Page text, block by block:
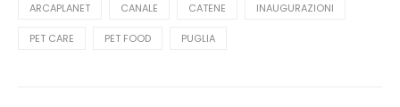
ARCAPLANET CANALE CATENE INAUGURAZIONI
PET CARE PET FOOD PUGLIA